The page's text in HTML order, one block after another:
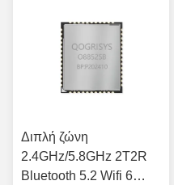
Διπλή ζώνη
2.4GHz/5.8GHz 2T2R
Bluetooth 5.2 Wifi 6